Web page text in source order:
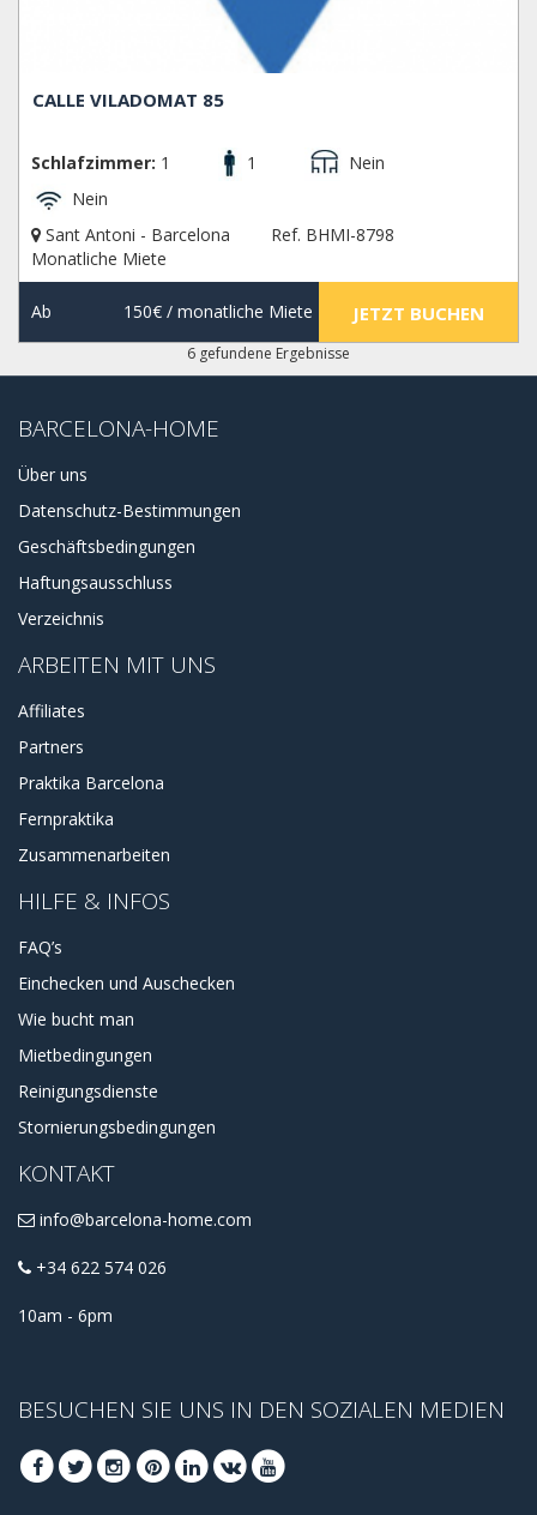
CALLE VILADOMAT 85
Schlafzimmer: 1 1
Nein
Nein
Sant Antoni - Barcelona
Ref. BHMI-8798
Monatliche Miete
Ab 150€/ monatliche Miete JETZT BUCHEN
6 gefundene Ergebnisse
BARCELONA-HOME
Über uns
Datenschutz-Bestimmungen
Geschäftsbedingungen
Haftungsausschluss
Verzeichnis
ARBEITEN MIT UNS
Affiliates
Partners
Praktika Barcelona
Fernpraktika
Zusammenarbeiten
HILFE & INFOS
FAQ’s
Einchecken und Auschecken
Wie bucht man
Mietbedingungen
Reinigungsdienste
Stornierungsbedingungen
KONTAKT
info@barcelona-home.com
+34 622 574 026
10am - 6pm
BESUCHEN SIE UNS IN DEN SOZIALEN MEDIEN